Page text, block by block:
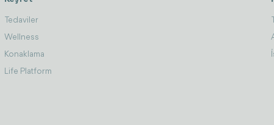
Tedaviler
Wellness
Konaklama
Life Platform